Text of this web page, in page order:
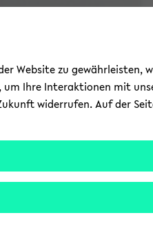
Website zu gewährleisten,
um Ihre Interaktionen mit
widerrufen. Auf der